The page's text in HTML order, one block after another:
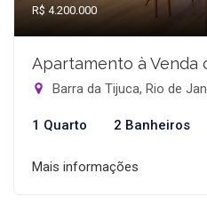
R$ 4.200.000
Apartamento à Venda
Barra da Tijuca, Rio de
1 Quarto 2 Banheiros
Mais informações